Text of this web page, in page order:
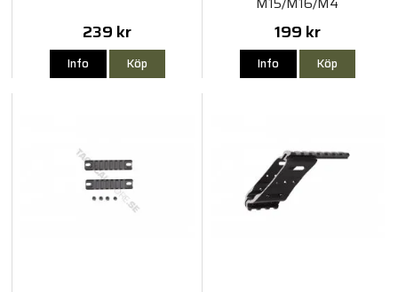
239 kr
Info Köp
199 kr
Info Köp